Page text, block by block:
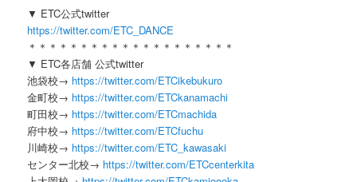
▼ ETC公式twitter
https://twitter.com/ETC_DANCE
＊＊＊＊＊＊＊＊＊＊＊＊＊＊＊＊＊＊＊＊
▼ ETC各店舗 公式twitter
池袋校→ https://twitter.com/ETCikebukuro
金町校→ https://twitter.com/ETCkanamachi
町田校→ https://twitter.com/ETCmachida
府中校→ https://twitter.com/ETCfuchu
川崎校→ https://twitter.com/ETC_kawasaki
センター北校→ https://twitter.com/ETCcenterkita